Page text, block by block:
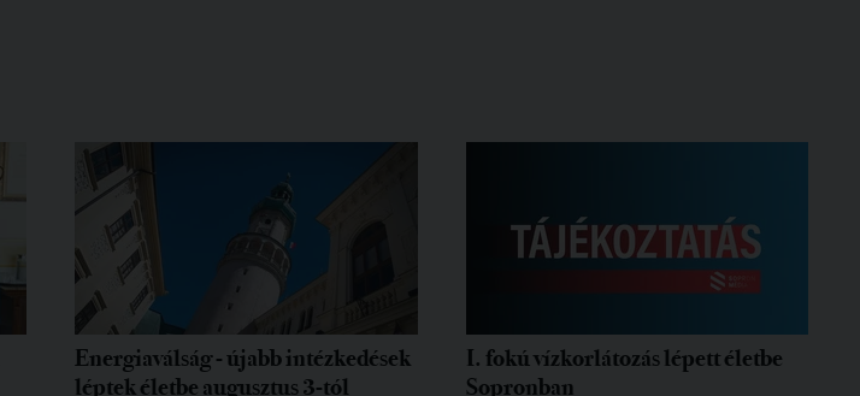
Energiaválság - újabb intézkedések
léptek életbe augusztus 3-tól
I. fokú vízkorlátozás lépett életbe
Sopronban